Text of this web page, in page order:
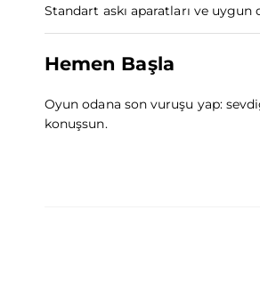
Standart askı aparatları ve
Hemen Başla
Oyun odana son vuruşu yap:
konuşsun.